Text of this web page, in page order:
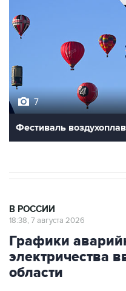
7
Фестиваль
В РОССИИ
18:38, 7 августа 2026
Графики
электричества
области